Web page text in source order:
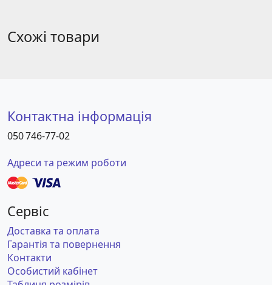
Схожі товари
Контактна інформація
050 746-77-02
Адреси та режим роботи
Сервіс
Доставка та оплата
Гарантія та повернення
Контакти
Особистий кабінет